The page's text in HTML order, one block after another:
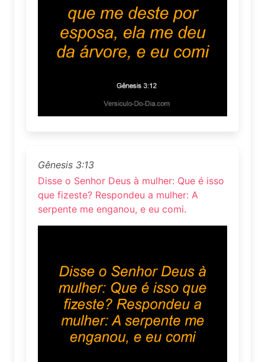
Gênesis 3:13
Disse o Senhor Deus à mulher: Que é isso
que fizeste? Respondeu a mulher: A
serpente me enganou, e eu comi.